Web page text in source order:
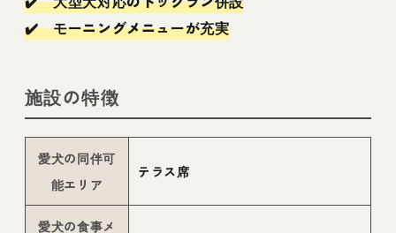
✔️ モーニングメニューが充実
施設の特徴
愛犬の同伴可
能エリア
テラス席
愛犬の食事メ